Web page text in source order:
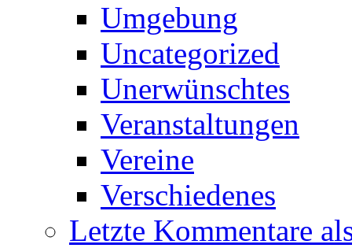
Umgebung
Uncategorized
Unerwünschtes
Veranstaltungen
Vereine
Verschiedenes
Letzte Kommentare